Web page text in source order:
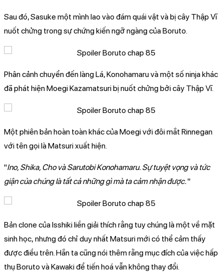
Sau đó, Sasuke một mình lao vào đám quái vật và bị cây Thập Vĩ
nuốt chửng trong sự chứng kiến ngỡ ngàng của Boruto.
Phân cảnh chuyển đến làng Lá, Konohamaru và một số ninja khác
đã phát hiện Moegi Kazamatsuri bị nuốt chửng bởi cây Thập Vĩ.
Một phiên bản hoàn toàn khác của Moegi với đôi mắt Rinnegan
với tên gọi là Matsuri xuất hiện.
"Ino, Shika, Cho và Sarutobi Konohamaru. Sự tuyệt vọng và tức
giận của chúng là tất cả những gì mà ta cảm nhận được."
Bản clone của Isshiki liền giải thích rằng tuy chúng là một về mặt
sinh học, nhưng đó chỉ duy nhất Matsuri mới có thể cảm thấy
được điều trên. Hắn ta cũng nói thêm rằng mục đích của việc hấp
thụ Boruto và Kawaki để tiến hoá vẫn không thay đổi.